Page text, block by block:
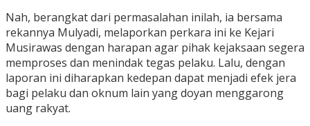
Nah, berangkat dari permasalahan inilah, ia bersama
rekannya Mulyadi, melaporkan perkara ini ke Kejari
Musirawas dengan harapan agar pihak kejaksaan segera
memproses dan menindak tegas pelaku. Lalu, dengan
laporan ini diharapkan kedepan dapat menjadi efek jera
bagi pelaku dan oknum lain yang doyan menggarong
uang rakyat.